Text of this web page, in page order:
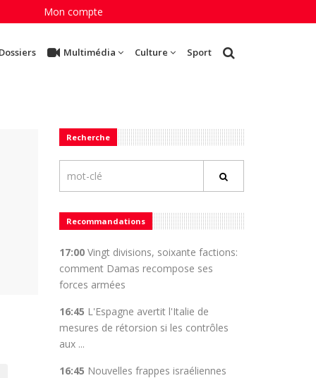
Mon compte
Multimédia Culture Sport
Recherche
Recommandations
17:00Vingt divisions, soixante factions:
comment Damas recompose ses
forces armées
16:45 L'Espagne avertit l'Italie de
mesures de rétorsion si les contrôles
aux ...
16:45 Nouvelles frappes israéliennes